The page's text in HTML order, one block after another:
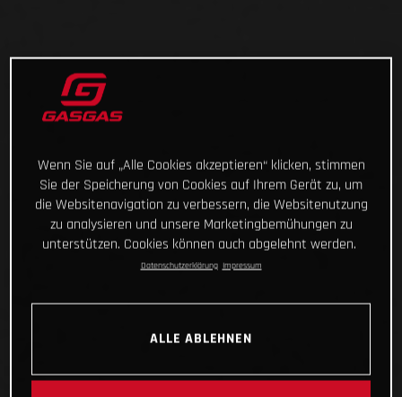
Wenn Sie auf „Alle Cookies akzeptieren“ klicken, stimmen
Sie der Speicherung von Cookies auf Ihrem Gerät zu, um
die Websitenavigation zu verbessern, die Websitenutzung
zu analysieren und unsere Marketingbemühungen zu
unterstützen. Cookies können auch abgelehnt werden.
Datenschutzerklärung Impressum
ALLE ABLEHNEN